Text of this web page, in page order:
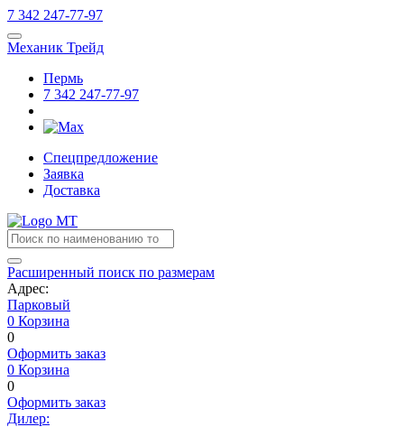
7 342 247-77-97
Механик Трейд
Пермь
7 342 247-77-97
Спецпредложение
Заявка
Доставка
Расширенный поиск по размерам
Адрес:
Парковый
0 Корзина
0
Оформить заказ
0 Корзина
0
Оформить заказ
Дилер: